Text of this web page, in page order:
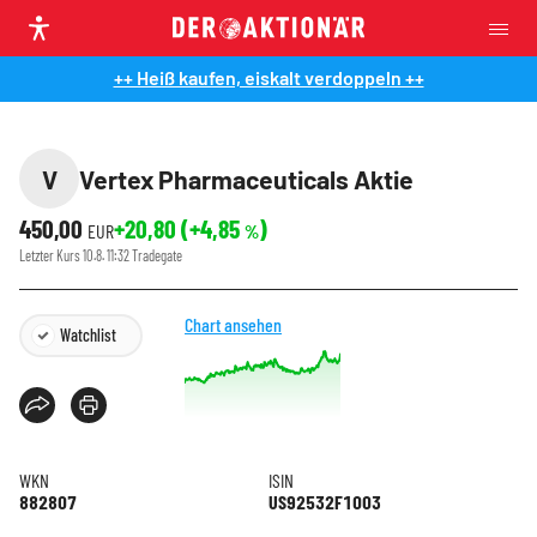
++ Heiß kaufen, eiskalt verdoppeln ++
V
Vertex Pharmaceuticals Aktie
450,00 EUR+20,80 (+4,85 %)
Letzter Kurs10.8. 11:32Tradegate
Watchlist Chart ansehen
WKN
882807
ISIN
US92532F1003